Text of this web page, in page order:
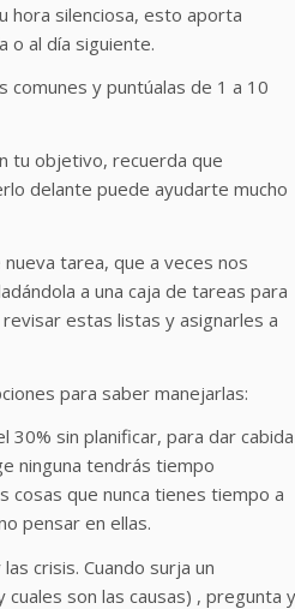
hora silenciosa, esto aporta
o al día siguiente.
comunes y puntúalas de 1 a 10
tu objetivo, recuerda que
delante puede ayudarte mucho
tarea, que a veces nos
a una caja de tareas para
estas listas y asignarles a
para saber manejarlas:
sin planificar, para dar cabida
ninguna tendrás tiempo
que nunca tienes tiempo a
pensar en ellas.
crisis. Cuando surja un
son las causas) , pregunta y